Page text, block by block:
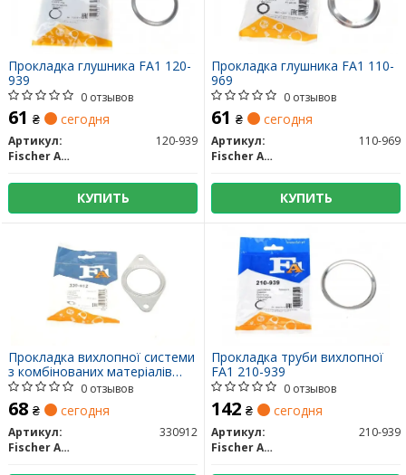
Прокладка глушника FA1 120-
939
0 отзывов
61 ₴ сегодня
Артикул:
120-939
Fischer Automotive One (FA1)
КУПИТЬ
Прокладка глушника FA1 110-
969
0 отзывов
61 ₴ сегодня
Артикул:
110-969
Fischer Automotive One (FA1)
КУПИТЬ
Прокладка вихлопної системи
з комбінованих матеріалів
330-912 FA10 отзывов
68 ₴ сегодня
Артикул:
330912
Fischer Automotive One (FA1)
Прокладка труби вихлопної
FA1 210-939
0 отзывов
142 ₴ сегодня
Артикул:
210-939
Fischer Automotive One (FA1)